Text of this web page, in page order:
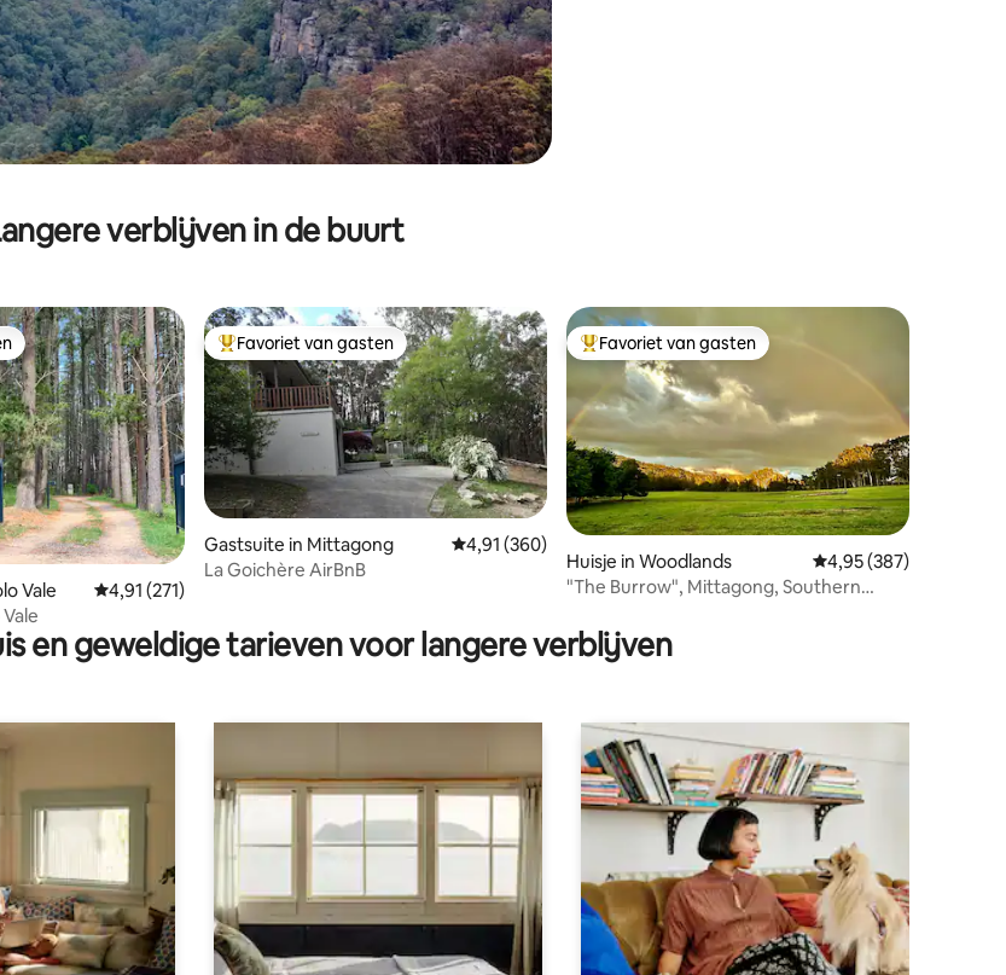
verblijven in de buurt
op 5, 63 recensies
Vale Gemiddelde beoordeling van 4,91 op 5, 271 recensies
4,91 (271)
Topfavoriet van gasten
Favoriet van gasten
Gastsuite in Mittagong Gemiddelde beoordeling van 4,91 op 5, 360 recensies
4,91 (360)
La Goichère AirBnB
Topfavoriet van gasten
Favoriet van gasten
Huisje in Woodlands Gemiddelde
4,95 (387)
"The Burrow", Mittagong, Southern
en geweldige tarieven voor langere verblijven